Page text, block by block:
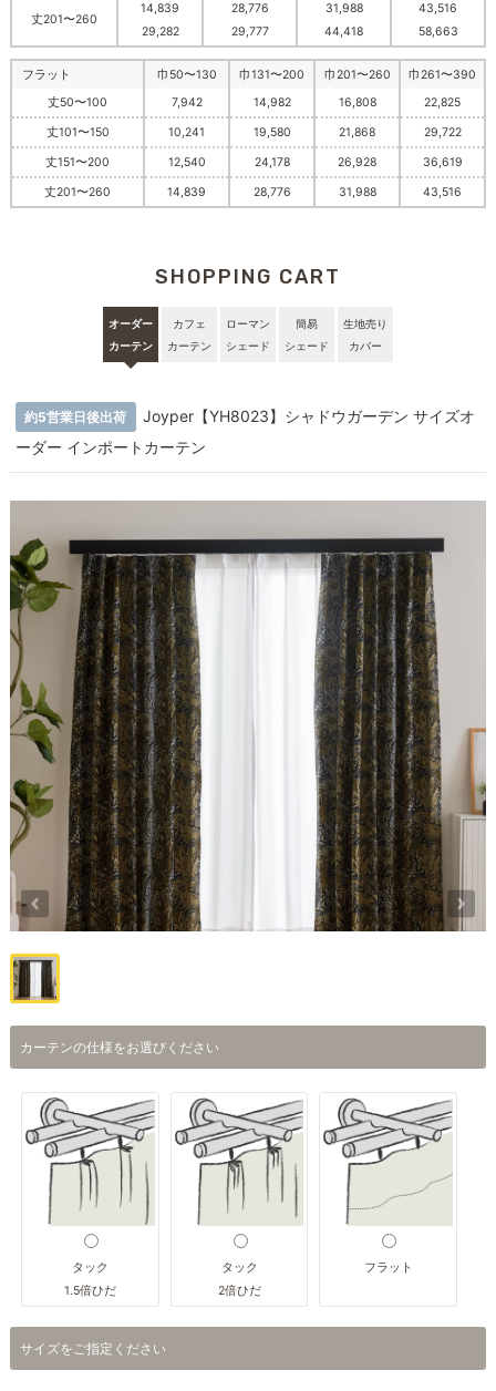
丈201〜260
14,839
29,282
28,776
29,777
31,988
44,418
43,516
58,663
フラット 巾50〜130 巾131〜200 巾201〜260
巾261〜390
丈50〜100
7,942 14,982 16,808 22,825
丈101〜150 10,241 19,580 21,868 29,722
丈151〜200 12,540 24,178 26,928 36,619
丈201〜260 14,839 28,776 31,988 43,516
SHOPPING CART
オーダー
カーテン
カフェ
カーテン
ローマン
シェード
簡易
シェード
生地売り
カバー
約5営業日後出荷
Joyper【YH8023】シャドウガーデン サイズオ
ーダー インポートカーテン
カーテンの仕様をお選びください
タック
1.5倍ひだ
タック
2倍ひだ
フラット
サイズをご指定ください